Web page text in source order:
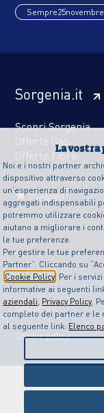
La
Noi e i nostri partner
dispositivo attraverso
un’esperienza di
aggregati indispensabili
potremmo utilizzare
aiutano a migliorare i
le tue preferenze
Per gestire le tue
Partner”. Cliccando su
Cookie Policy . Per i
informative ai seguenti
aziendali, Privacy Policy.
completo dei partner e le
al seguente link: Elenco
Sempre25novembre
Sorgenia.it
Scopri Sorgenia
Offerte Gas
Offerte Fibra
Seguici su
Cookie policy